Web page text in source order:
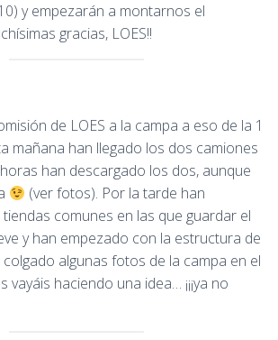
y empezarán a montarnos el
gracias, LOES!!
de LOES a la campa a eso de la 1
mañana han llegado los dos camiones
han descargado los dos, aunque
(ver fotos). Por la tarde han
comunes en las que guardar el
y han empezado con la estructura de
algunas fotos de la campa en el
vayáis haciendo una idea… ¡¡¡ya no